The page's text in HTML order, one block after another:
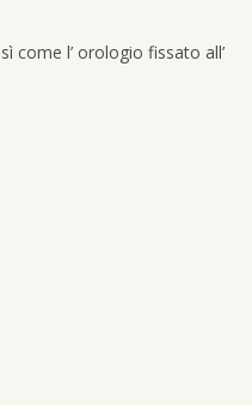
come l’ orologio fissato all’